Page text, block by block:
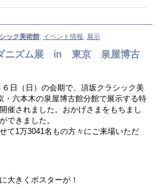
ック美術館, イベント情報 展示
ニズム展 in 東京 泉屋博古
日（日）の会期で、須坂クラシック美
・六本木の泉屋博古館分館で展示する特
催されました。おかげさまをもちまし
できました。
て1万3041名もの方々にご来場いただ
大きくポスターが！